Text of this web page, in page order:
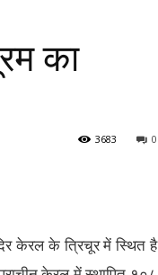
का
0
3683
केरल के त्रिचूर में स्थित है